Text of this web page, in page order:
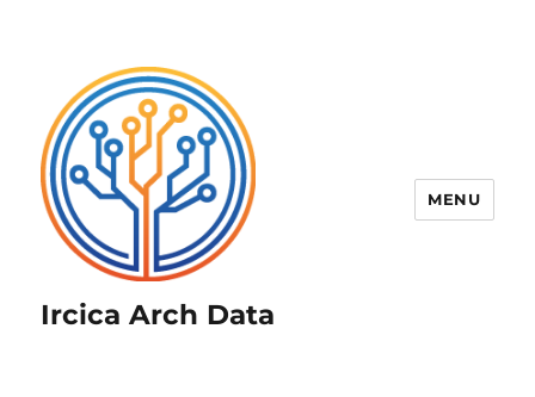
Ircica Arch Data
MENU